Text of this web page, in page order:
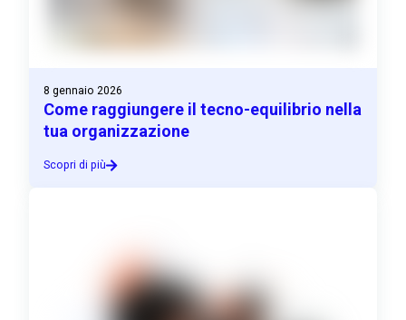
8 gennaio 2026
Come raggiungere il tecno-equilibrio nella
tua organizzazione
Scopri di più